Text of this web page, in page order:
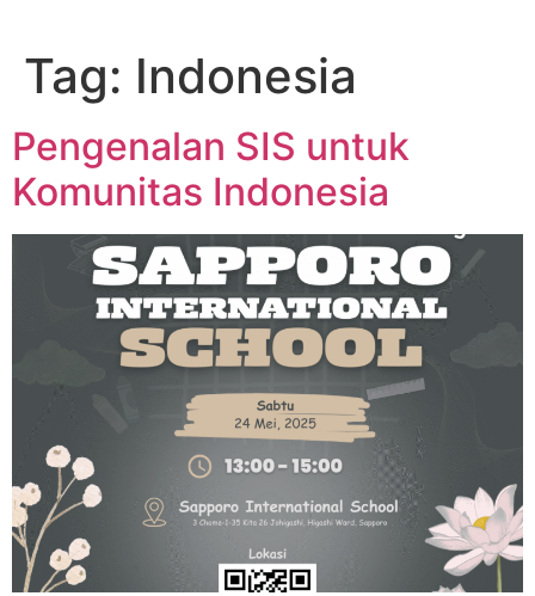
Tag: Indonesia
Pengenalan SIS untuk
Komunitas Indonesia